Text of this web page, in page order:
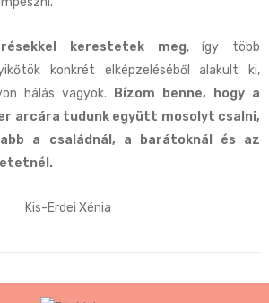
kerestetek meg, így több
konkrét elképzeléséből alakult ki,
hálás vagyok.
Bízom benne, hogy a
arcára tudunk együtt mosolyt csalni,
a családnál, a barátoknál és az
Kis-Erdei Xénia